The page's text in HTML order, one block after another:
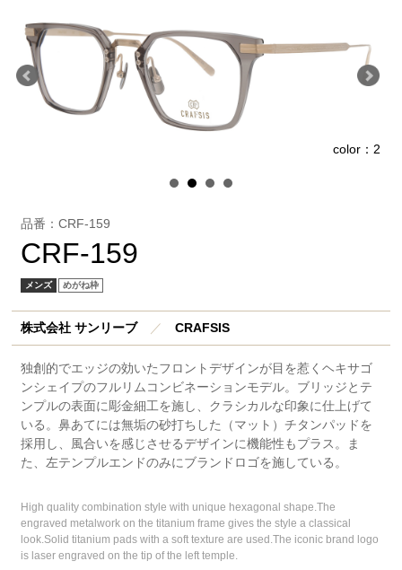
color：2
品番：CRF-159
CRF-159
メンズ めがね枠
株式会社 サンリーブ／CRAFSIS
独創的でエッジの効いたフロントデザインが目を惹くヘキサゴ
ンシェイプのフルリムコンビネーションモデル。ブリッジとテ
ンプルの表面に彫金細工を施し、クラシカルな印象に仕上げて
いる。鼻あてには無垢の砂打ちした（マット）チタンパッドを
採用し、風合いを感じさせるデザインに機能性もプラス。ま
た、左テンプルエンドのみにブランドロゴを施している。
High quality combination style with unique hexagonal shape.The
engraved metalwork on the titanium frame gives the style a classical
look.Solid titanium pads with a soft texture are used.The iconic brand logo
is laser engraved on the tip of the left temple.